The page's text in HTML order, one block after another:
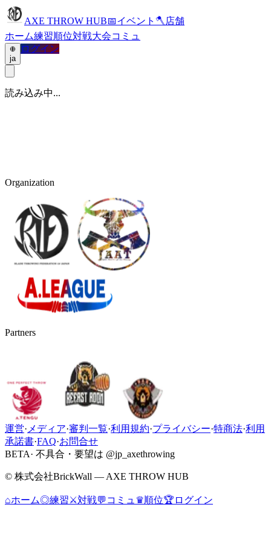
AXE THROW HUB📅イベント 🪓 店舗
ホーム練習順位対戦大会コミュ
ja
ログイン
読み込み中...
Organization
Partners
運営· メディア·審判一覧·利用規約·プライバシー·特商法·利用
承諾書·FAQ·お問合せ
BETA· 不具合・要望は @jp_axethrowing
© 株式会社BrickWall — AXE THROW HUB
⌂ホーム◎練習⚔対戦💬 コミュ ♛順位🏆 ログイン